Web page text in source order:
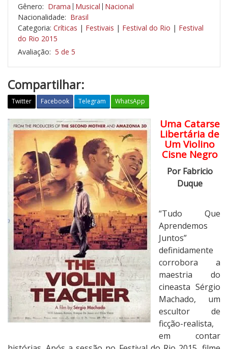
Gênero: Drama Musical Nacional
Nacionalidade: Brasil
Categoria: Críticas | Festivais | Festival do Rio | Festival
do Rio 2015
Avaliação: 5 de 5
Compartilhar:
Twitter Facebook Telegram WhatsApp
p
m
o
s
u
Uma Catarse
Libertária de
Um Violino
Cisne Negro
Por Fabricio
Duque
“Tudo Que
Aprendemos
Juntos”
definidamente
corrobora a
maestria do
cineasta Sérgio
Machado, um
escultor de
ficção-realista,
em contar